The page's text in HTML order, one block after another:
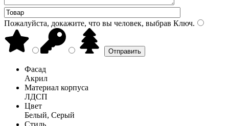
Пожалуйста, докажите, что вы человек, выбрав Ключ.
Фасад
Акрил
Материал корпуса
ЛДСП
Цвет
Белый, Серый
Стиль